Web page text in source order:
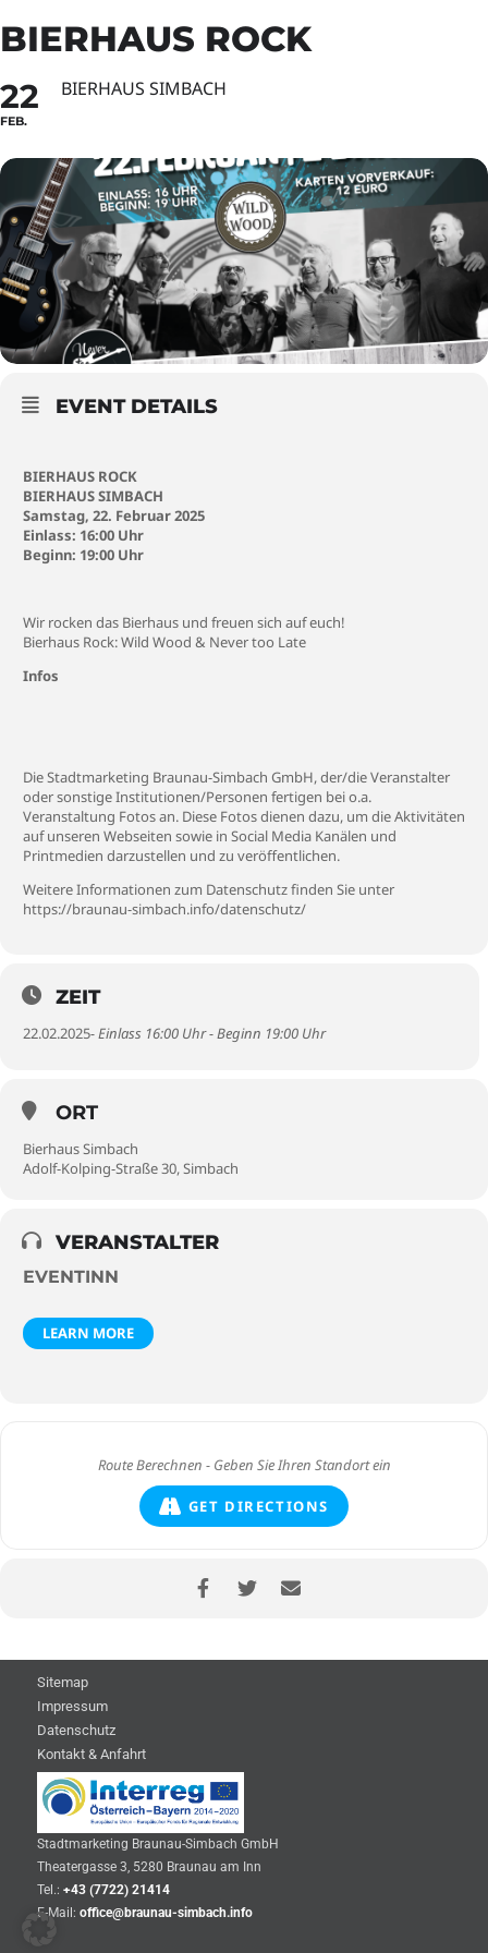
BIERHAUS ROCK
22
FEB.
BIERHAUS SIMBACH
EVENT DETAILS
BIERHAUS ROCK
BIERHAUS SIMBACH
Samstag, 22. Februar 2025
Einlass: 16:00 Uhr
Beginn: 19:00 Uhr
Wir rocken das Bierhaus und freuen sich auf euch!
Bierhaus Rock: Wild Wood & Never too Late
Infos
Die Stadtmarketing Braunau-Simbach GmbH, der/die Veranstalter
oder sonstige Institutionen/Personen fertigen bei o.a.
Veranstaltung Fotos an. Diese Fotos dienen dazu, um die Aktivitäten
auf unseren Webseiten sowie in Social Media Kanälen und
Printmedien darzustellen und zu veröffentlichen.
Weitere Informationen zum Datenschutz finden Sie unter
https://braunau-simbach.info/datenschutz/
ZEIT
22.02.2025- Einlass 16:00 Uhr - Beginn 19:00 Uhr
ORT
Bierhaus Simbach
Adolf-Kolping-Straße 30, Simbach
VERANSTALTER
EVENTINN
LEARN MORE
GET DIRECTIONS
Sitemap
Impressum
Datenschutz
Kontakt & Anfahrt
Stadtmarketing Braunau-Simbach GmbH
Theatergasse 3, 5280 Braunau am Inn
Tel.: +43 (7722) 21414
E-Mail: office@braunau-simbach.info